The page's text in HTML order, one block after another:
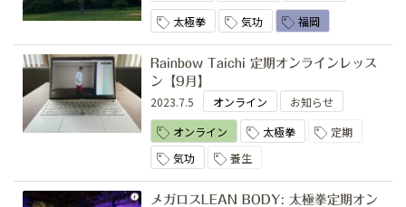
太極拳
気功 福岡
Rainbow Taichi 定期オンラインレッス
ン【9月】
2023.7.5 オンライン
お知らせ
オンライン
太極拳
定期
気功
養生
メガロスLEAN BODY: 太極拳定期オン